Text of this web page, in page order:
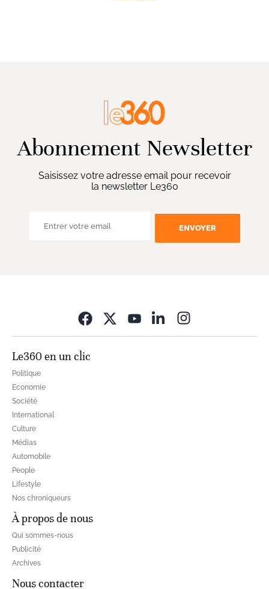
Abonnement Newsletter
Saisissez votre adresse email pour recevoir
la newsletter Le360
ENVOYER
Le360 en un clic
Politique
Economie
Société
International
Culture
Médias
Automobile
People
Lifestyle
Nos chroniqueurs
À propos de nous
Qui sommes-nous
Publicité
Archives
Nous contacter